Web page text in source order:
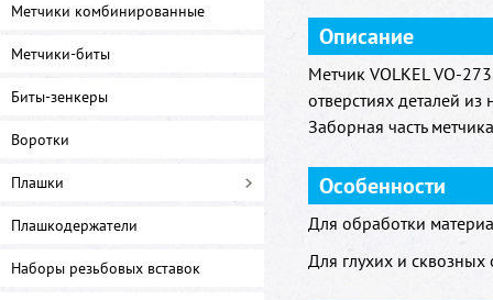
Метчики комбинированные
Метчики-биты
Биты-зенкеры
Воротки
Плашки
Плашкодержатели
Наборы резьбовых вставок
Описание
Метчик VOLKEL VO-
отверстиях деталей
Заборная часть
Особенности
Для обработки
Для глухих и сквозных